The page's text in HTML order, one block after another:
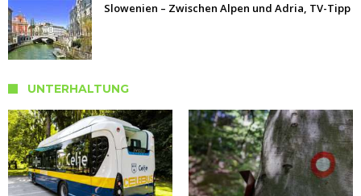
Slowenien – Zwischen Alpen und Adria, TV-Tipp
UNTERHALTUNG